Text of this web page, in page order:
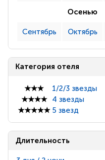
Осенью
Сентябрь Октябрь
Категория отеля
★★★
1/2/3 звезды
★★★★
4 звезды
★★★★★ 5 звезд
Длительность